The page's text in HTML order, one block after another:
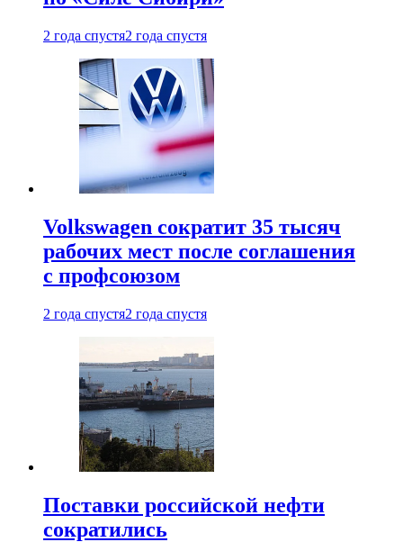
2 года спустя2 года спустя
Volkswagen сократит 35 тысяч
рабочих мест после соглашения
с профсоюзом
2 года спустя2 года спустя
Поставки российской нефти
сократились